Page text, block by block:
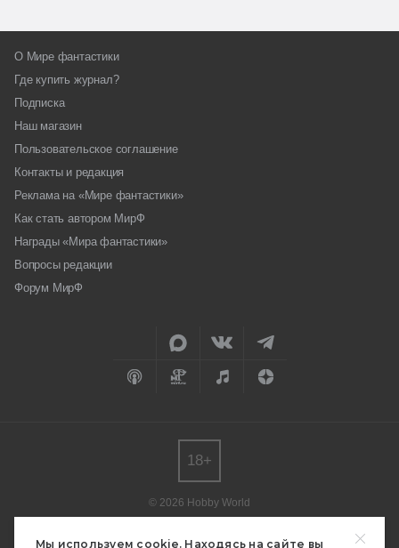
Мы используем cookie. Находясь на сайте вы
О Мире фантастики
Где купить журнал?
Подписка
Наш магазин
Пользовательское соглашение
Контакты и редакция
Реклама на «Мире фантастики»
Как стать автором МирФ
Награды «Мира фантастики»
Вопросы редакции
Форум МирФ
© 2026 Hobby World
редакции.
18+